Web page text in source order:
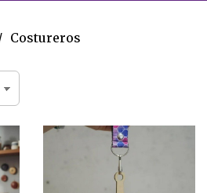
Costureros